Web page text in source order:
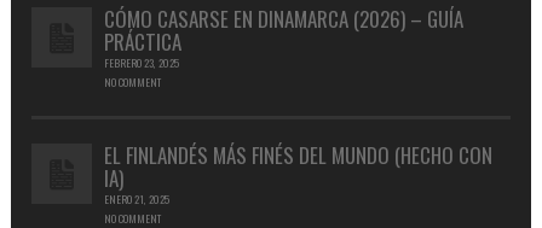
CÓMO CASARSE EN DINAMARCA (2026) – GUÍA
PRÁCTICA
FEBRERO 23, 2025
NO COMMENT
EL FINLANDÉS MÁS FINÉS DEL MUNDO (HECHO CON
IA)
ENERO 21, 2025
NO COMMENT